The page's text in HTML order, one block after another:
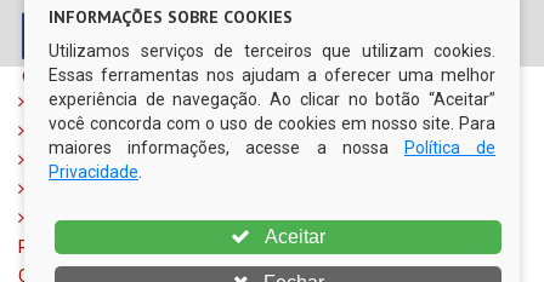
PREFEITA
VICE-PREFEITO
OUVIDORIA MUNICIPAL DE ESCADA
SECRETARIAS
Rua Dr. Antônio de Castro, nº 680 - Jaguaribe
CEP 55.500-000 | (81) 3534-1400
© Copyright 2026 Prefeitura Municipal de Escada | Todos os
INFORMAÇÕES SOBRE COOKIES
Utilizamos serviços de terceiros que utilizam cookies.
Essas ferramentas nos ajudam a oferecer uma melhor
experiência de navegação. Ao clicar no botão “Aceitar”
você concorda com o uso de cookies em nosso site. Para
maiores informações, acesse a nossa
Política de
Privacidade
Aceitar